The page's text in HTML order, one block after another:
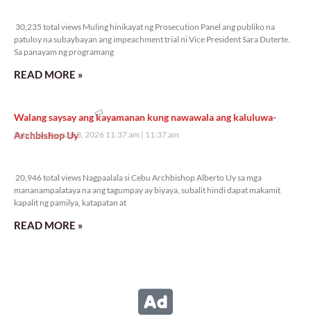
30,235 total views Muling hinikayat ng Prosecution Panel ang publiko na
patuloy na subaybayan ang impeachment trial ni Vice President Sara Duterte.
Sa panayam ng programang
READ MORE »
Walang saysay ang kayamanan kung nawawala ang kaluluwa-
Archbishop Uy
Saturday, August 8, 2026 11:37 am 11:37 am
20,946 total views Nagpaalala si Cebu Archbishop Alberto Uy sa mga
mananampalataya na ang tagumpay ay biyaya, subalit hindi dapat makamit
kapalit ng pamilya, katapatan at
READ MORE »